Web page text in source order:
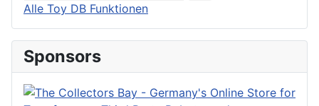
Alle Toy DB Funktionen
Sponsors